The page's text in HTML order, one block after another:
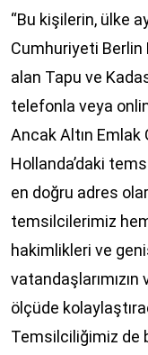
“Bu kişilerin, ülke
Cumhuriyeti
alan Tapu ve
telefonla veya
Ancak Altın Emlak
Hollanda’daki
en doğru adres
temsilcilerimiz
hakimlikleri ve
vatandaşlarımızın
ölçüde
Temsilciliğimiz de